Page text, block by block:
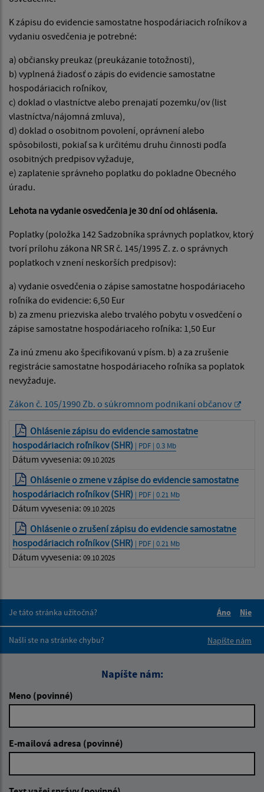
K zápisu do evidencie samostatne hospodáriacich roľníkov a
vydaniu osvedčenia je potrebné:
a) občiansky preukaz (preukázanie totožnosti),
b) vyplnená žiadosť o zápis do evidencie samostatne
hospodáriacich roľníkov,
c) doklad o vlastníctve alebo prenajatí pozemku/ov (list
vlastníctva/nájomná zmluva),
d) doklad o osobitnom povolení, oprávnení alebo
spôsobilosti, pokiaľ sa k určitému druhu činnosti podľa
osobitných predpisov vyžaduje,
e) zaplatenie správneho poplatku do pokladne Obecného
úradu.
Lehota na vydanie osvedčenia je 30 dní od ohlásenia.
Poplatky (položka 142 Sadzobníka správnych poplatkov, ktorý
tvorí prílohu zákona NR SR č. 145/1995 Z. z. o správnych
poplatkoch v znení neskorších predpisov):
a) vydanie osvedčenia o zápise samostatne hospodáriaceho
roľníka do evidencie: 6,50 Eur
b) za zmenu priezviska alebo trvalého pobytu v osvedčení o
zápise samostatne hospodáriaceho roľníka: 1,50 Eur
Za inú zmenu ako špecifikovanú v písm. b) a za zrušenie
registrácie samostatne hospodáriaceho roľníka sa poplatok
nevyžaduje.
Zákon č. 105/1990 Zb. o súkromnom podnikaní občanov
Ohlásenie zápisu do evidencie samostatne
hospodáriacich roľníkov (SHR) | PDF | 0.3 Mb
Dátum vyvesenia: 09.10.2025
Ohlásenie o zmene v zápise do evidencie samostatne
hospodáriacich roľníkov (SHR) | PDF | 0.21 Mb
Dátum vyvesenia: 09.10.2025
Ohlásenie o zrušení zápisu do evidencie samostatne
hospodáriacich roľníkov (SHR) | PDF | 0.21 Mb
Dátum vyvesenia: 09.10.2025
Je táto stránka užitočná?
Áno
Nie
Našli ste na stránke chybu?
Napíšte nám
Napíšte nám:
Meno (povinné)
E-mailová adresa (povinné)